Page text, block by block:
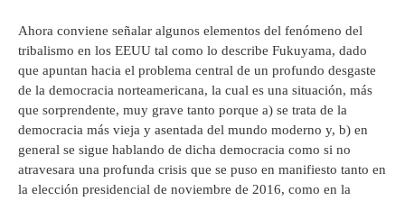
Ahora conviene señalar algunos elementos del fenómeno del
tribalismo en los EEUU tal como lo describe Fukuyama, dado
que apuntan hacia el problema central de un profundo desgaste
de la democracia norteamericana, la cual es una situación, más
que sorprendente, muy grave tanto porque a) se trata de la
democracia más vieja y asentada del mundo moderno y, b) en
general se sigue hablando de dicha democracia como si no
atravesara una profunda crisis que se puso en manifiesto tanto en
la elección presidencial de noviembre de 2016, como en la